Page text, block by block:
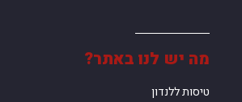
מה יש לנו באתר?
טיסות ללנדון